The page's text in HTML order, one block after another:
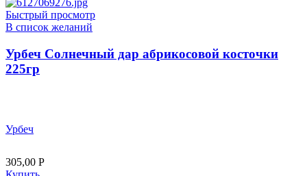
Быстрый просмотр
В список желаний
Урбеч Солнечный дар абрикосовой косточки
225гр
Урбеч
305,00 Р